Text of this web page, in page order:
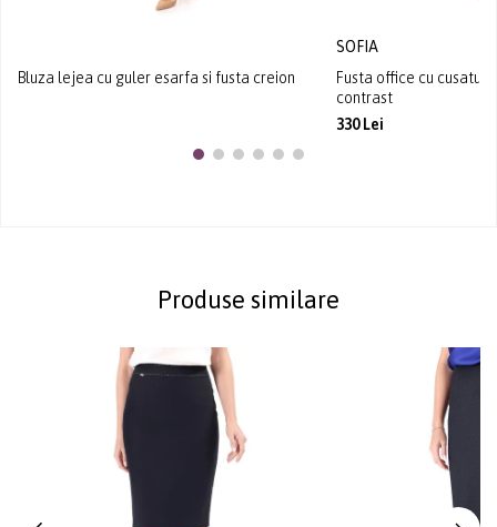
Bluza lejea cu guler esarfa si fusta creion
SOFIA
Fusta office cu
contrast
330 Lei
Produse similare